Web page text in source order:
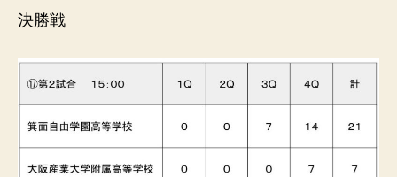
決勝戦